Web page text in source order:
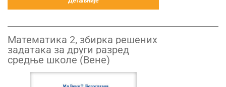
Mатематика 2, збирка решених
задатака за други разред
средње школе (Вене)